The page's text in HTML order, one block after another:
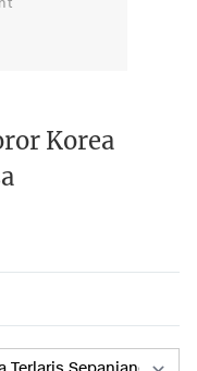
Korea